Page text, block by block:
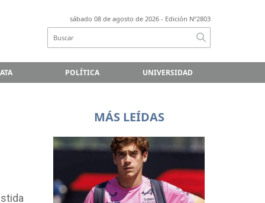
sábado 08 de agosto de 2026 - Edición Nº2803
POLÍTICA UNIVERSIDAD
MÁS LEÍDAS